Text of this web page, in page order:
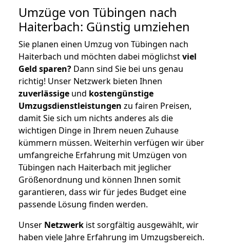
Umzüge von Tübingen nach
Haiterbach: Günstig umziehen
Sie planen einen Umzug von Tübingen nach
Haiterbach und möchten dabei möglichstviel
Geld sparen? Dann sind Sie bei uns genau
richtig! Unser Netzwerk bieten Ihnen
zuverlässige und kostengünstige
Umzugsdienstleistungen zu fairen Preisen,
damit Sie sich um nichts anderes als die
wichtigen Dinge in Ihrem neuen Zuhause
kümmern müssen. Weiterhin verfügen wir über
umfangreiche Erfahrung mit Umzügen von
Tübingen nach Haiterbach mit jeglicher
Größenordnung und können Ihnen somit
garantieren, dass wir für jedes Budget eine
passende Lösung finden werden.
Unser Netzwerk ist sorgfältig ausgewählt, wir
haben viele Jahre Erfahrung im Umzugsbereich.